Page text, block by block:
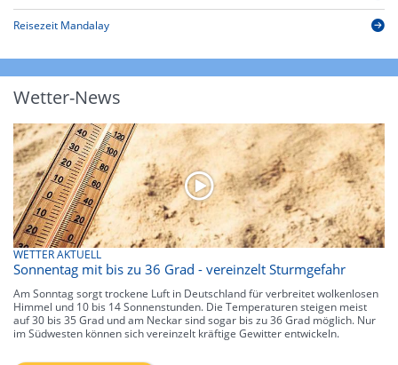
Reisezeit Mandalay
Wetter-News
WETTER AKTUELL
Sonnentag mit bis zu 36 Grad - vereinzelt Sturmgefahr
Am Sonntag sorgt trockene Luft in Deutschland für verbreitet wolkenlosen
Himmel und 10 bis 14 Sonnenstunden. Die Temperaturen steigen meist
auf 30 bis 35 Grad und am Neckar sind sogar bis zu 36 Grad möglich. Nur
im Südwesten können sich vereinzelt kräftige Gewitter entwickeln.